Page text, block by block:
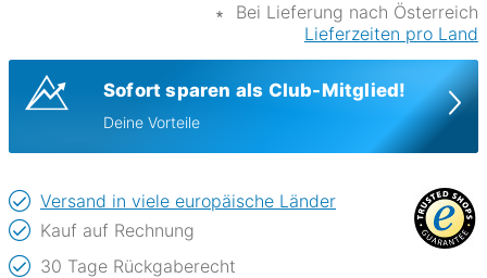
∗
Bei Lieferung nach Österreich
Lieferzeiten pro Land
Sofort sparen als Club-Mitglied!
Deine Vorteile
Versand in viele europäische Länder
Kauf auf Rechnung
30 Tage Rückgaberecht